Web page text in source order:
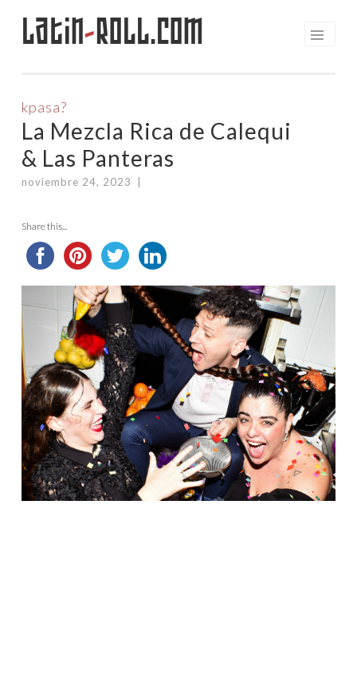
Saltar
Latin-Roll.com
kpasa?
La Mezcla Rica de Calequi
& Las Panteras
noviembre 24, 2023
Share this...